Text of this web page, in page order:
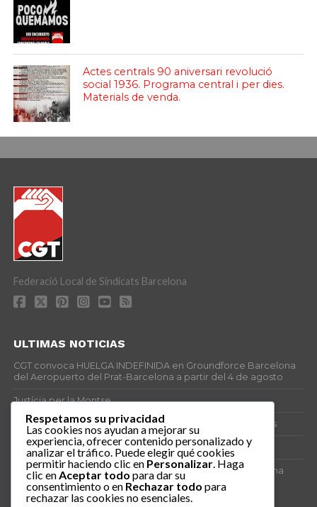
Actes centrals 90 aniversari revolució
social 1936. Programa central i per dies.
Materials de venda.
Federació Local de Sindicats Barcelona
ULTIMAS NOTICIAS
CGT convoca HUELGA INDEFINIDA en Groundforce Barcelona
del Aeropuerto del Prat-Barcelona a partir del 4 de agosto
Justícia per la Montse
25J – Día Mundial para la Prevención de los Ahogamientos
ERE encubierto en H&M Concentrix
Actes centrals 90 aniversari revolució social 1936. Programa
central i per dies. Materials de venda.
Respetamos su privacidad
Las cookies nos ayudan a mejorar su
experiencia, ofrecer contenido personalizado y
analizar el tráfico. Puede elegir qué cookies
permitir haciendo clic en Personalizar . Haga
clic en Aceptar todo para dar su
consentimiento o en Rechazar todo para
rechazar las cookies no esenciales.